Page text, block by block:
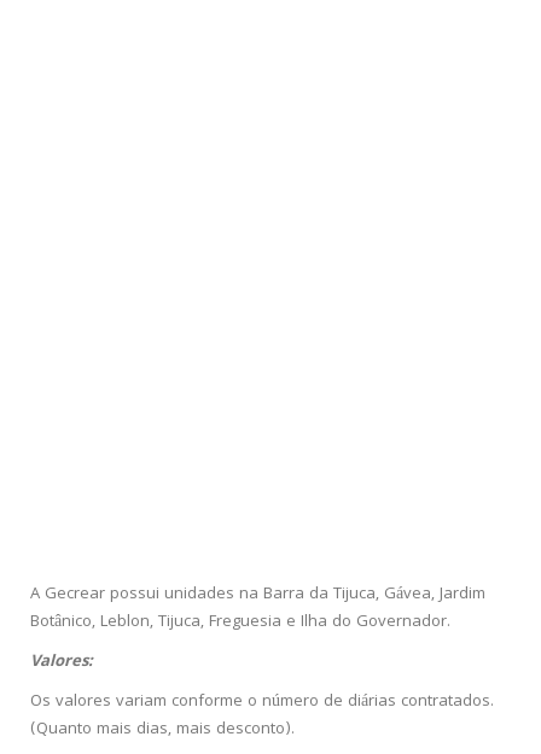
A Gecrear possui unidades na Barra da Tijuca, Gávea, Jardim
Botânico, Leblon, Tijuca, Freguesia e Ilha do Governador.
Valores:
Os valores variam conforme o número de diárias contratados.
(Quanto mais dias, mais desconto).